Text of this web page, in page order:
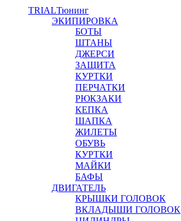
TRIALТюнинг
ЭКИПИРОВКА
БОТЫ
ШТАНЫ
ДЖЕРСИ
ЗАЩИТА
КУРТКИ
ПЕРЧАТКИ
РЮКЗАКИ
КЕПКА
ШАПКА
ЖИЛЕТЫ
ОБУВЬ
КУРТКИ
МАЙКИ
БАФЫ
ДВИГАТЕЛЬ
КРЫШКИ ГОЛОВОК
ВКЛАДЫШИ ГОЛОВОК